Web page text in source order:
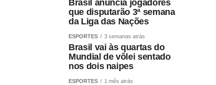
Brasil anuncia jogadores
que disputarão 3ª semana
da Liga das Nações
ESPORTES 3 semanas atrás
Brasil vai às quartas do
Mundial de vôlei sentado
nos dois naipes
ESPORTES 1 mês atrás